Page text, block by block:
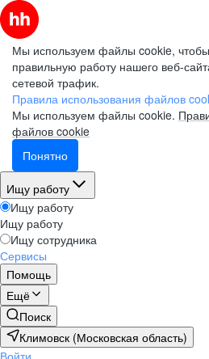
Мы используем файлы cookie,
правильную работу нашего веб-
сетевой трафик.
Правила использования файлов
Мы используем файлы cookie.
файлов cookie
Понятно
Ищу работу
Ищу работу
Ищу работу
Ищу сотрудника
Сервисы
Помощь
Ещё
Поиск
Климовск (Московская область)
Войти